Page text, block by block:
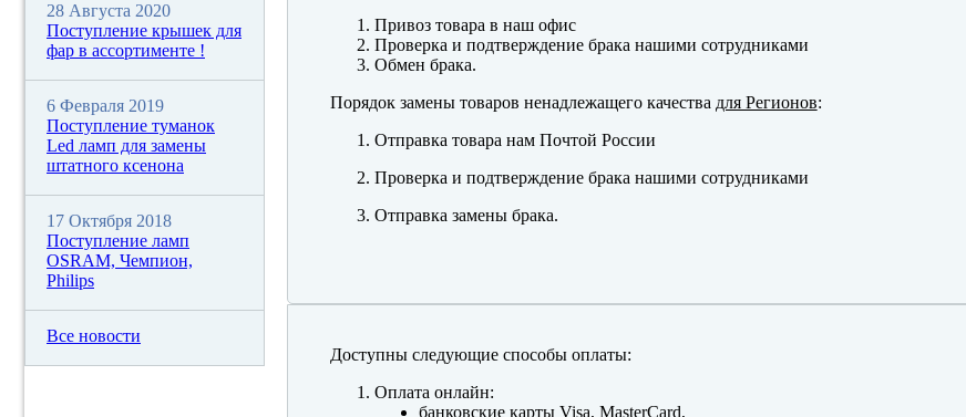
Привоз товара в наш офис
Проверка и подтверждение брака нашими сотрудниками
Обмен брака.
Порядок замены товаров ненадлежащего качества для Регионов:
Отправка товара нам Почтой России
Проверка и подтверждение брака нашими сотрудниками
Отправка замены брака.
Доступны следующие способы оплаты:
Оплата онлайн:
банковские карты Visa, MasterCard,
28 Августа 2020
Поступление крышек для
фар в ассортименте !
6 Февраля 2019
Поступление туманок
Led ламп для замены
штатного ксенона
17 Октября 2018
Поступление ламп
OSRAM, Чемпион,
Philips
Все новости